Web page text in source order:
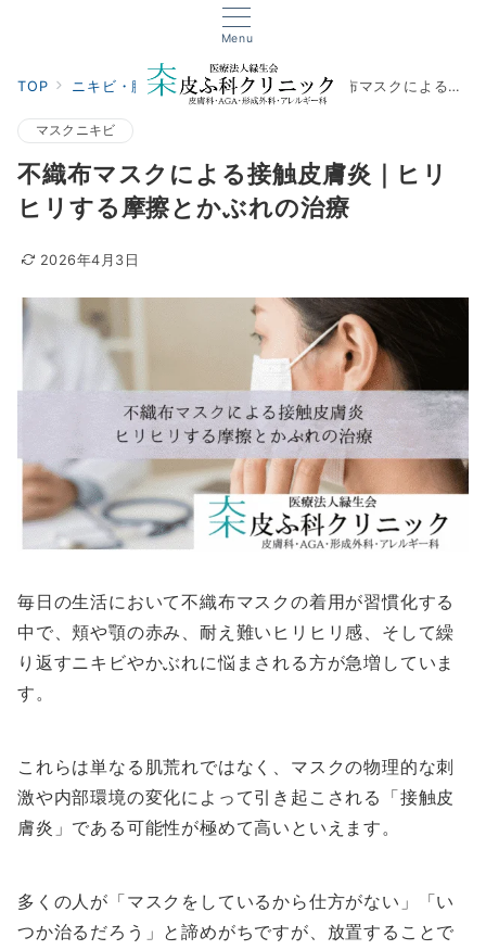
Menu
TOP ニキビ・膿治療 マスクニキビ 不織布マスクによる接触皮膚炎｜ヒリヒリする摩擦とかぶれの治療
マスクニキビ
不織布マスクによる接触皮膚炎｜ヒリ
ヒリする摩擦とかぶれの治療
2026年4月3日
毎日の生活において不織布マスクの着用が習慣化する
中で、頬や顎の赤み、耐え難いヒリヒリ感、そして繰
り返すニキビやかぶれに悩まされる方が急増していま
す。
これらは単なる肌荒れではなく、マスクの物理的な刺
激や内部環境の変化によって引き起こされる「接触皮
膚炎」である可能性が極めて高いといえます。
多くの人が「マスクをしているから仕方がない」「い
つか治るだろう」と諦めがちですが、放置することで